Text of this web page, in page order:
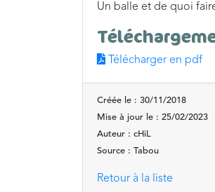
Un balle et de quoi
Télécharger en pdf
Créée le : 30/11/2018
Mise à jour le : 25/02/2023
Auteur : cHiL
Source : Tabou
Retour à la liste